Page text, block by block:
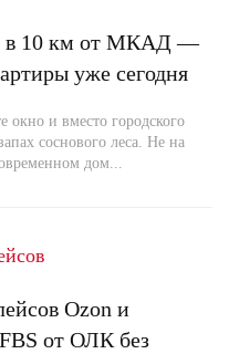
в 10 км от МКАД —
уже сегодня
окно и вместо городского
соснового леса. Не на
дом...
Ozon и
от ОЛК без